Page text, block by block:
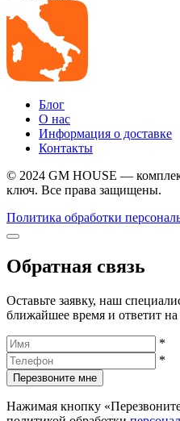
Блог
О нас
Информация о доставке
Контакты
© 2024 GM HOUSE —
ключ. Все права защищены.
Политика обработки
Обратная связь
Оставьте заявку, наш
ближайшее время и ответит
*
*
Перезвоните мне
Нажимая кнопку